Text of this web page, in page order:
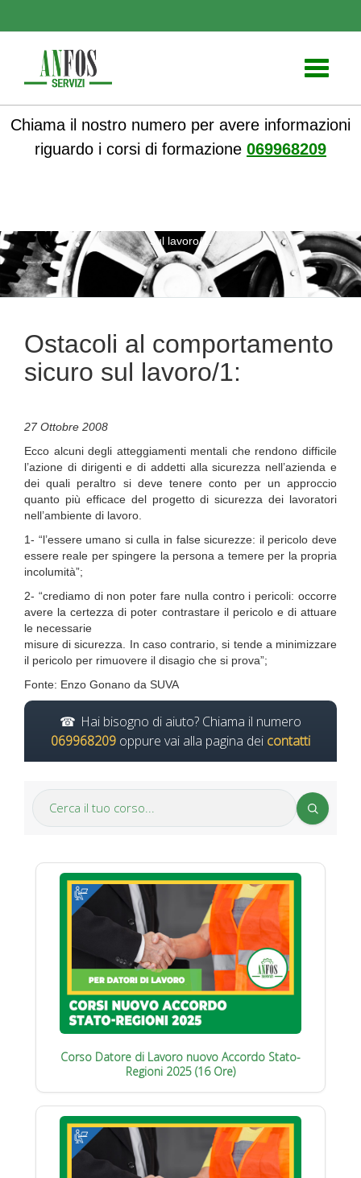
Toggle
Chiama il nostro numero per avere informazioni
riguardo i corsi di formazione 069968209
sul lavoro/1:
Ostacoli al comportamento
sicuro sul lavoro/1:
27 Ottobre 2008
Ecco alcuni degli atteggiamenti mentali che rendono difficile
l’azione di dirigenti e di addetti alla sicurezza nell’azienda e
dei quali peraltro si deve tenere conto per un approccio
quanto più efficace del progetto di sicurezza dei lavoratori
nell’ambiente di lavoro.
1- “l’essere umano si culla in false sicurezze: il pericolo deve
essere reale per spingere la persona a temere per la propria
incolumità”;
2- “crediamo di non poter fare nulla contro i pericoli: occorre
avere la certezza di poter contrastare il pericolo e di attuare
le necessarie
misure di sicurezza. In caso contrario, si tende a minimizzare
il pericolo per rimuovere il disagio che si prova”;
Fonte: Enzo Gonano da SUVA
Hai bisogno di aiuto? Chiama il numero
069968209 oppure vai alla pagina dei contatti
Corso Datore di Lavoro nuovo Accordo Stato-
Regioni 2025 (16 Ore)